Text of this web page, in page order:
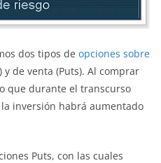
dos tipos de opciones sobre
y de venta (Puts). Al comprar
que durante el transcurso
inversión habrá aumentado
Puts, con las cuales